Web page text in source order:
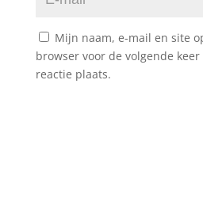
Mijn naam, e-mail en site
browser voor de volgende
reactie plaats.